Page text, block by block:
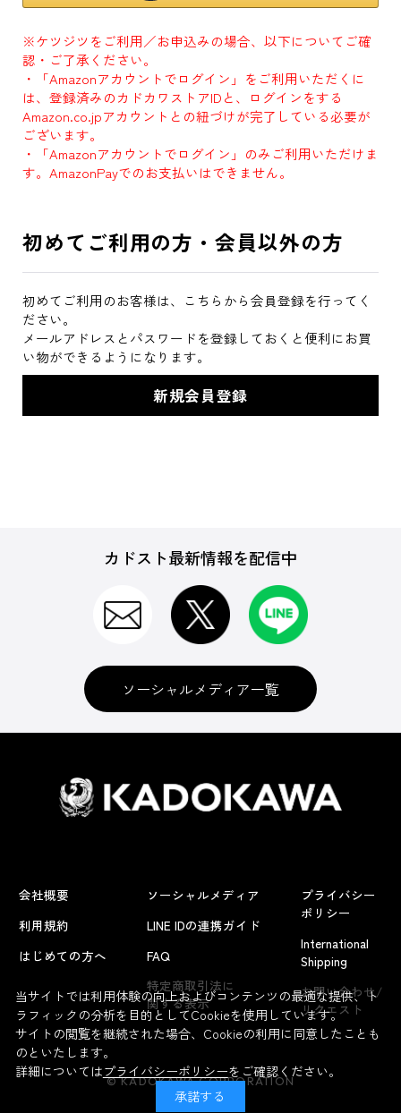
※ケツジツをご利用／お申込みの場合、以下についてご確
認・ご了承ください。
・「Amazonアカウントでログイン」をご利用いただくに
は、登録済みのカドカワストアIDと、ログインをする
Amazon.co.jpアカウントとの紐づけが完了している必要が
ございます。
・「Amazonアカウントでログイン」のみご利用いただけま
す。AmazonPayでのお支払いはできません。
初めてご利用の方・会員以外の方
初めてご利用のお客様は、こちらから会員登録を行ってく
ださい。
メールアドレスとパスワードを登録しておくと便利にお買
い物ができるようになります。
カドスト最新情報を配信中
ソーシャルメディア一覧
会社概要
利用規約
はじめての方へ
ソーシャルメディア
LINE IDの連携ガイド
FAQ
特定商取引法に
関する表示
プライバシー
ポリシー
International
Shipping
お問い合わせ/
リクエスト
© KADOKAWA CORPORATION
当サイトでは利用体験の向上およびコンテンツの最適な提供、ト
ラフィックの分析を目的としてCookieを使用しています。
サイトの閲覧を継続された場合、Cookieの利用に同意したことも
のといたします。
詳細についてはプライバシーポリシーをご確認ください。
承諾する